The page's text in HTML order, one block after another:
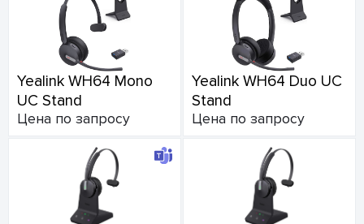
Yealink WH64 Mono
UC Stand
Цена по запросу
Yealink WH64 Duo UC
Stand
Цена по запросу